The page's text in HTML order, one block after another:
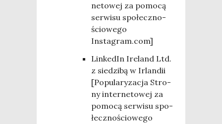
ne­to­wej za pomo­cą
ser­wi­su spo­łecz­no­
ścio­we­go
Instagram.com]
Lin­ke­dIn Ire­land Ltd.
z sie­dzi­bą w Irlan­dii
[Popu­la­ry­za­cja Stro­
ny inter­ne­to­wej za
pomo­cą ser­wi­su spo­
łecz­no­ścio­we­go